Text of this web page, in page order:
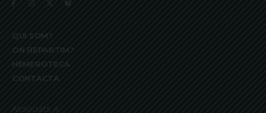
QUI SOM?
ON REPARTIM?
HEMEROTECA
CONTACTA
Associats a: